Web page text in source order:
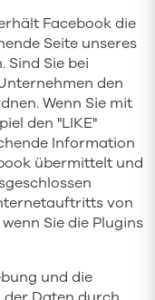
Facebook die
Seite unseres
Sie bei
den
Wenn Sie mit
den "LIKE"
Information
übermittelt und
von
Sie die Plugins
und die